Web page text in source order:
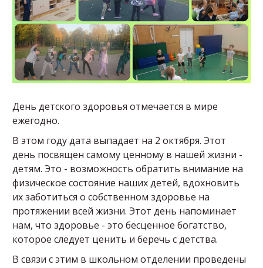
День детского здоровья отмечается в мире
ежегодно.
В этом году дата выпадает на 2 октября. Этот
день посвящен самому ценному в нашей жизни -
детям. Это - возможность обратить внимание на
физическое состояние наших детей, вдохновить
их заботиться о собственном здоровье на
протяжении всей жизни. Этот день напоминает
нам, что здоровье - это бесценное богатство,
которое следует ценить и беречь с детства.
В связи с этим в школьном отделении проведены